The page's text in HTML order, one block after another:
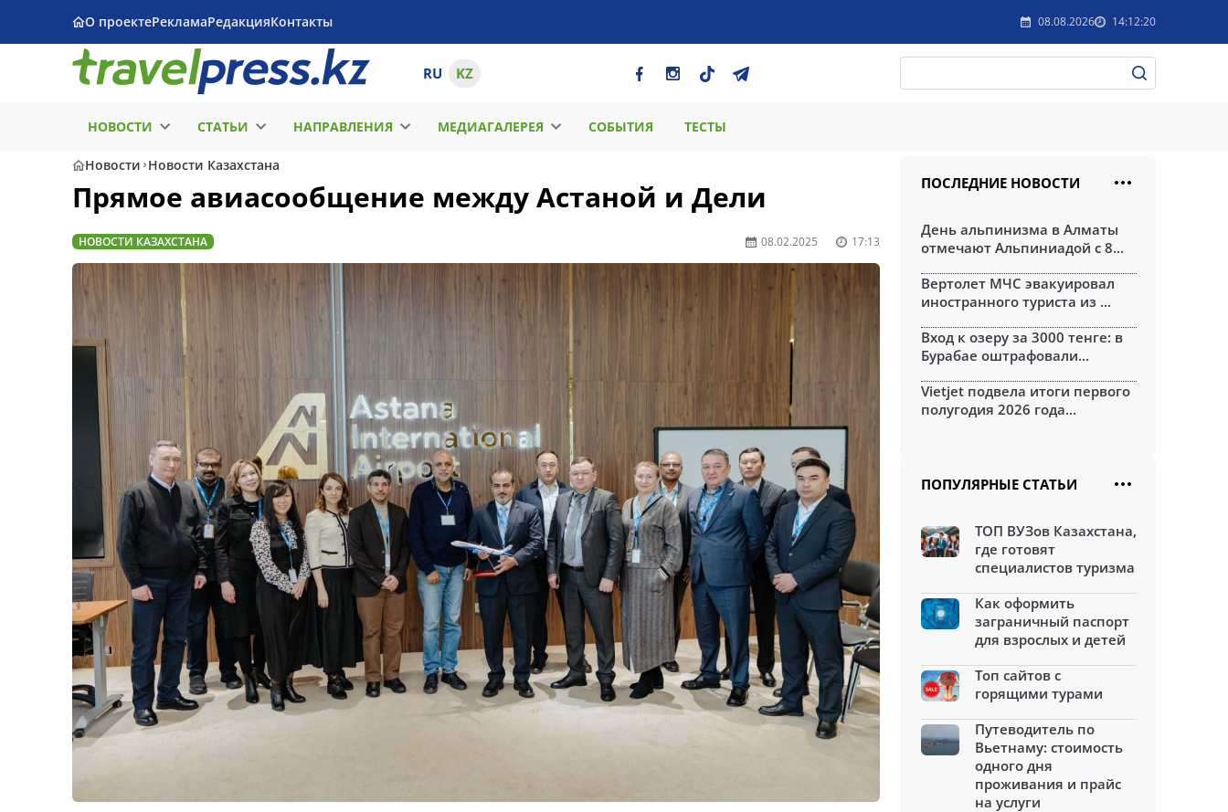
О проектеРекламаРедакцияКонтакты 08.08.2026 14:12:20
RU KZ
НОВОСТИ СТАТЬИ НАПРАВЛЕНИЯ МЕДИАГАЛЕРЕЯ СОБЫТИЯ ТЕСТЫ
Новости Новости Казахстана
Прямое авиасообщение между Астаной и Дели
НОВОСТИ КАЗАХСТАНА 08.02.2025 17:13
ПОСЛЕДНИЕ НОВОСТИ
День альпинизма в Алматы
отмечают Альпиниадой с 8...
Вертолет МЧС эвакуировал
иностранного туриста из ...
Вход к озеру за 3000 тенге: в
Бурабае оштрафовали...
Vietjet подвела итоги первого
полугодия 2026 года...
ПОПУЛЯРНЫЕ СТАТЬИ
ТОП ВУЗов Казахстана,
где готовят
специалистов туризма
Как оформить
заграничный паспорт
для взрослых и детей
Топ сайтов с
горящими турами
Путеводитель по
Вьетнаму: стоимость
одного дня
проживания и прайс
на услуги